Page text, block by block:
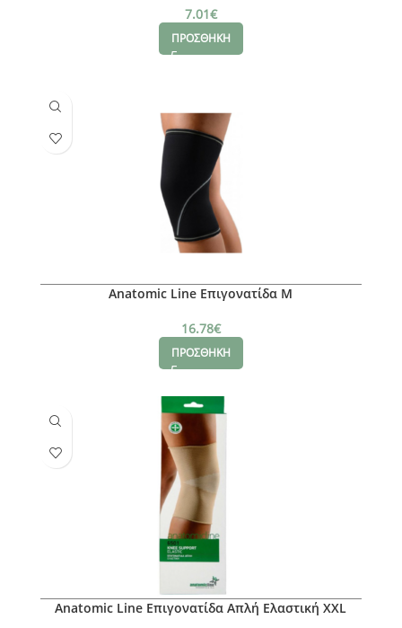
7.01€
ΠΡΟΣΘΗΚΗ
Anatomic Line Επιγονατίδα M
16.78€
ΠΡΟΣΘΗΚΗ
Anatomic Line Επιγονατίδα Απλή Ελαστική XXL